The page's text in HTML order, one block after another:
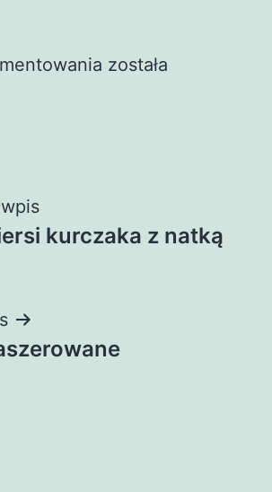
została
kurczaka z natką